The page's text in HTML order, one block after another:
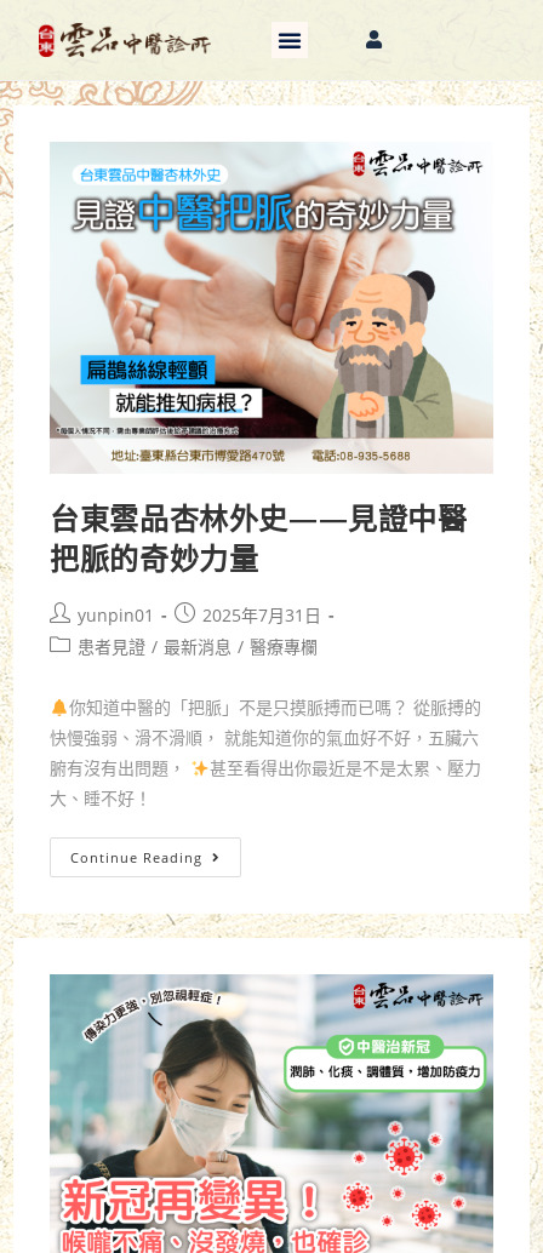
台東雲品杏林外史——見證中醫
把脈的奇妙力量
yunpin01
2025年7月31日
患者見證 / 最新消息 / 醫療專欄
你知道中醫的「把脈」不是只摸脈搏而已嗎？ 從脈搏的
快慢強弱、滑不滑順， 就能知道你的氣血好不好，五臟六
腑有沒有出問題，
甚至看得出你最近是不是太累、壓力
大、睡不好！
Continue Reading